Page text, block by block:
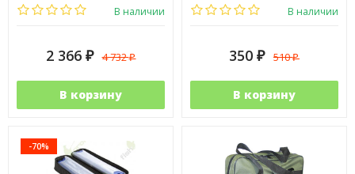
В наличии
2 366 ₽ 4 732₽
В корзину
В наличии
350 ₽ 510₽
В корзину
-70%